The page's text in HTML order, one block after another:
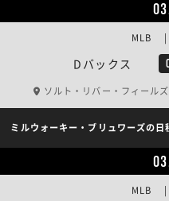
Dバックス
MLB |
ソルト・リバー・フィール
ミルウォーキー・ブリュワーズの日
MLB |